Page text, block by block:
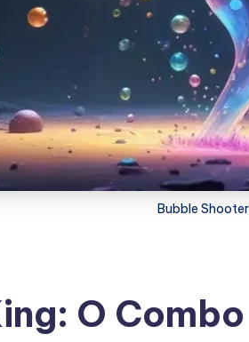
Bubble
O